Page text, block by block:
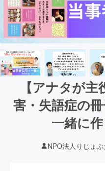
【アナタが
害・失語症の
一緒に
NPO法人りじょぶ